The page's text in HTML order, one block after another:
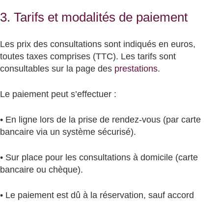
3. Tarifs et modalités de paiement
Les prix des consultations sont indiqués en euros,
toutes taxes comprises (TTC). Les tarifs sont
consultables sur la page des prestations.
Le paiement peut s’effectuer :
• En ligne lors de la prise de rendez-vous (par carte
bancaire via un système sécurisé).
• Sur place pour les consultations à domicile (carte
bancaire ou chèque).
• Le paiement est dû à la réservation, sauf accord